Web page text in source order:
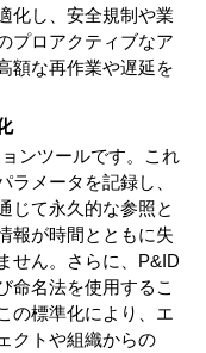
化し、安全規制や業
プロアクティブなア
額な再作業や遅延を
ンツールです。これ
ラメータを記録し、
じて永久的な参照と
報が時間とともに失
せん。さらに、P&ID
命名法を使用するこ
の標準化により、エ
クトや組織からの